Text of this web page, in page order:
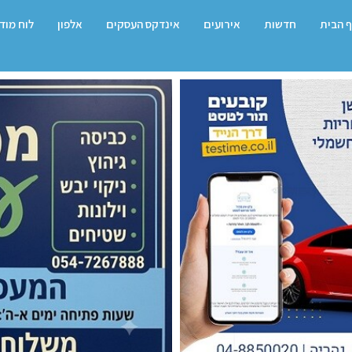
הבית חדשות אירועים אינדקס העסקים אלפון לוח